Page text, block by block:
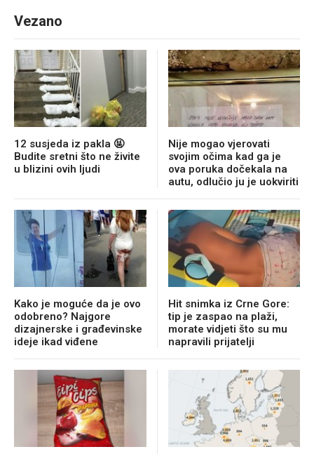
Vezano
12 susjeda iz pakla 🤬
Budite sretni što ne živite
u blizini ovih ljudi
Nije mogao vjerovati
svojim očima kad ga je
ova poruka dočekala na
autu, odlučio ju je uokviriti
Kako je moguće da je ovo
odobreno? Najgore
dizajnerske i građevinske
ideje ikad viđene
Hit snimka iz Crne Gore:
tip je zaspao na plaži,
morate vidjeti što su mu
napravili prijatelji